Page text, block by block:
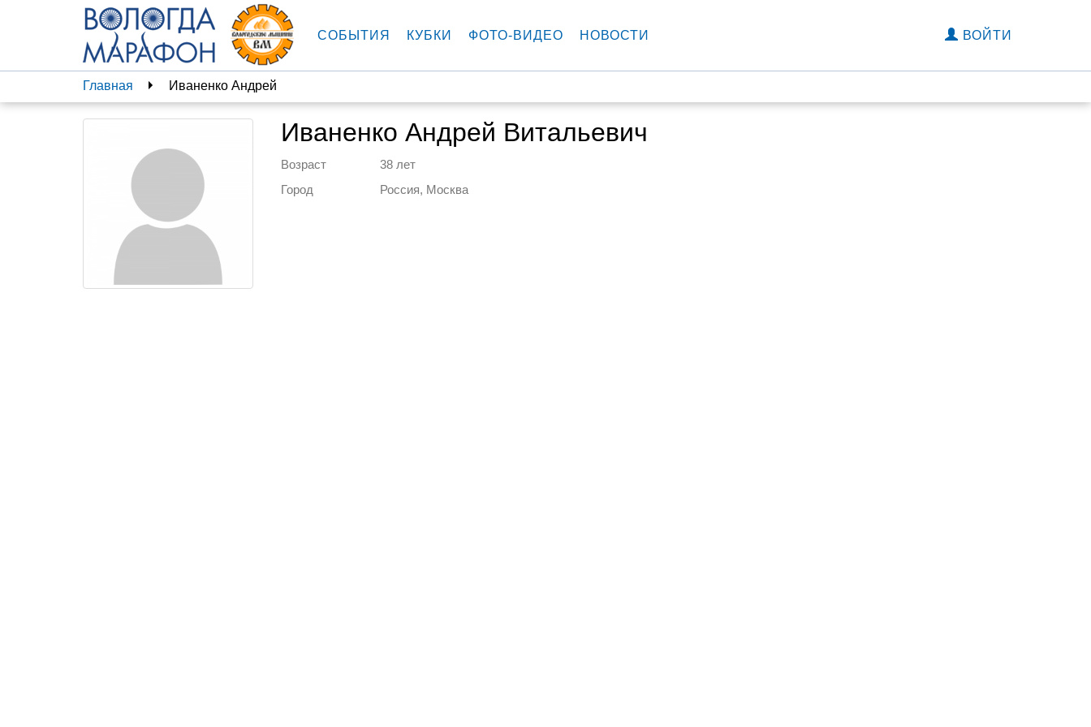
СОБЫТИЯ КУБКИ ФОТО-ВИДЕО НОВОСТИ ВОЙТИ
Главная Иваненко Андрей
Иваненко Андрей Витальевич
Возраст
38 лет
Город
Россия, Москва